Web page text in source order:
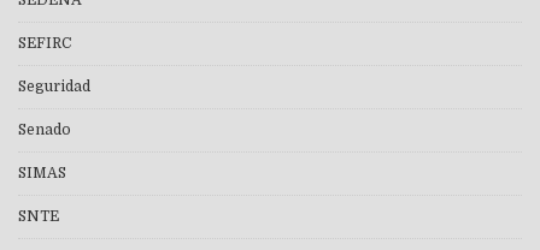
SEFIRC
Seguridad
Senado
SIMAS
SNTE